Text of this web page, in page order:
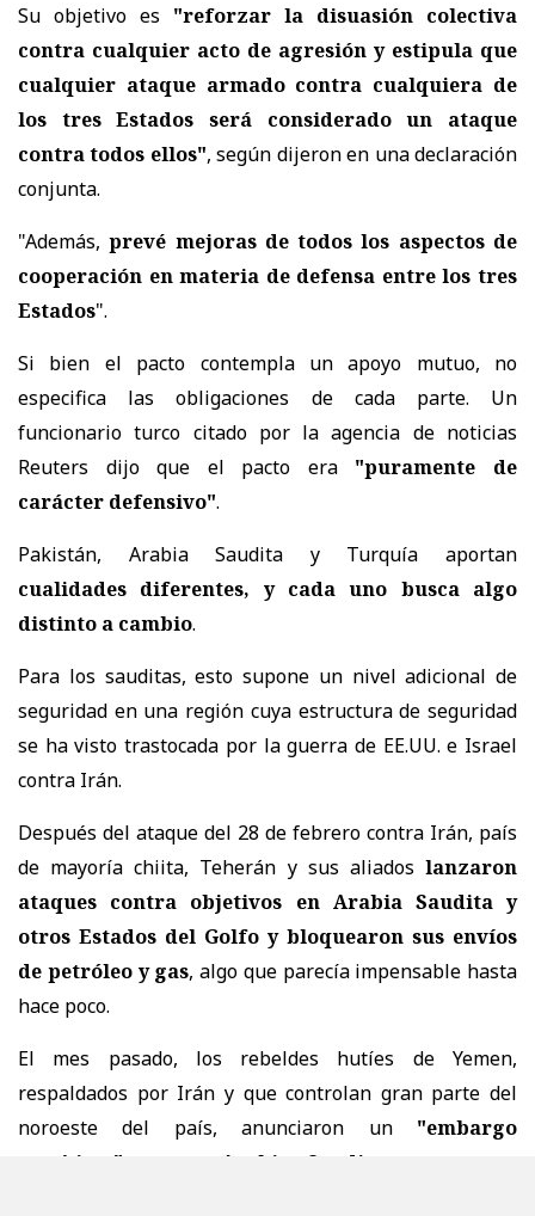
Su objetivo es "reforzar la disuasión colectiva
contra cualquier acto de agresión y estipula que
cualquier ataque armado contra cualquiera de
los tres Estados será considerado un ataque
contra todos ellos", según dijeron en una declaración
conjunta.
"Además,prevé mejoras de todos los aspectos de
cooperación en materia de defensa entre los tres
Estados".
Si bien el pacto contempla un apoyo mutuo, no
especifica las obligaciones de cada parte. Un
funcionario turco citado por la agencia de noticias
Reuters dijo que el pacto era "puramente de
carácter defensivo".
Pakistán, Arabia Saudita y Turquía aportan
cualidades diferentes, y cada uno busca algo
distinto a cambio.
Para los sauditas, esto supone un nivel adicional de
seguridad en una región cuya estructura de seguridad
se ha visto trastocada por la guerra de EE.UU. e Israel
contra Irán.
Después del ataque del 28 de febrero contra Irán, país
de mayoría chiita, Teherán y sus aliados lanzaron
ataques contra objetivos en Arabia Saudita y
otros Estados del Golfo y bloquearon sus envíos
de petróleo y gas, algo que parecía impensable hasta
hace poco.
El mes pasado, los rebeldes hutíes de Yemen,
respaldados por Irán y que controlan gran parte del
noroeste del país, anunciaron un"embargo
marítimo" contra Arabia Saudita y atacaron